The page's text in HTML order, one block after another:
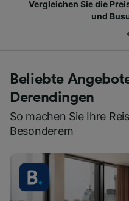
Vergleichen Sie die
und
Beliebte
Derendingen
So machen Sie Ihre
Besonderem